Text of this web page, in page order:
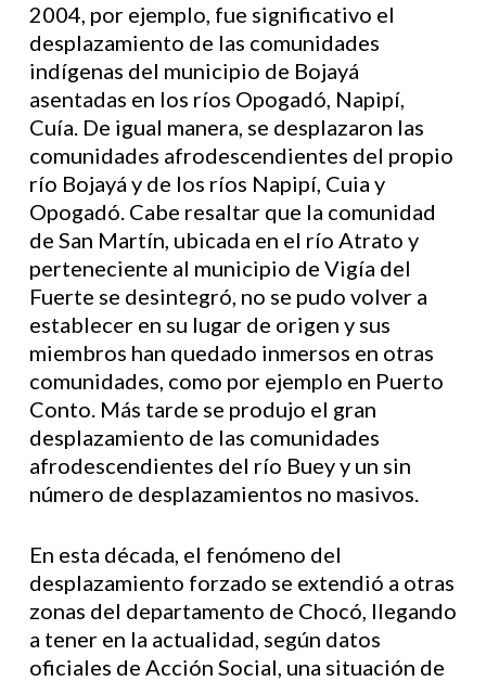
2004, por ejemplo, fue significativo el
desplazamiento de las comunidades
indígenas del municipio de Bojayá
asentadas en los ríos Opogadó, Napipí,
Cuía. De igual manera, se desplazaron las
comunidades afrodescendientes del propio
río Bojayá y de los ríos Napipí, Cuia y
Opogadó. Cabe resaltar que la comunidad
de San Martín, ubicada en el río Atrato y
perteneciente al municipio de Vigía del
Fuerte se desintegró, no se pudo volver a
establecer en su lugar de origen y sus
miembros han quedado inmersos en otras
comunidades, como por ejemplo en Puerto
Conto. Más tarde se produjo el gran
desplazamiento de las comunidades
afrodescendientes del río Buey y un sin
número de desplazamientos no masivos.
En esta década, el fenómeno del
desplazamiento forzado se extendió a otras
zonas del departamento de Chocó, llegando
a tener en la actualidad, según datos
oficiales de Acción Social, una situación de